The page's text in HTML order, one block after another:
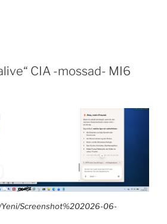
CIA -mossad- MI6
Screenshot%202026-06-